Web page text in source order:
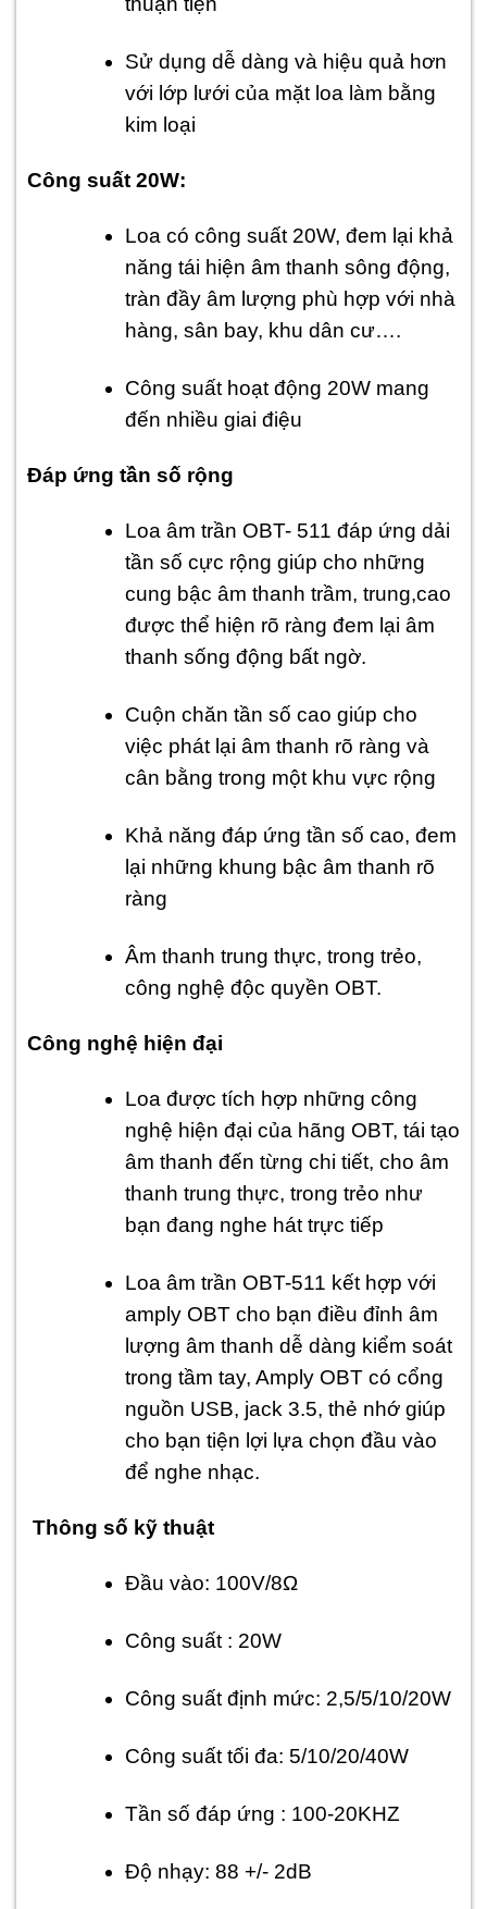
Sử dụng dễ dàng và hiệu quả hơn
với lớp lưới của mặt loa làm bằng
kim loại
Công suất 20W:
Loa có công suất 20W, đem lại khả
năng tái hiện âm thanh sông động,
tràn đầy âm lượng phù hợp với nhà
hàng, sân bay, khu dân cư….
Công suất hoạt động 20W mang
đến nhiều giai điệu
Đáp ứng tần số rộng
Loa âm trần OBT- 511 đáp ứng dải
tần số cực rộng giúp cho những
cung bậc âm thanh trầm, trung,cao
được thể hiện rõ ràng đem lại âm
thanh sống động bất ngờ.
Cuộn chăn tần số cao giúp cho
việc phát lại âm thanh rõ ràng và
cân bằng trong một khu vực rộng
Khả năng đáp ứng tần số cao, đem
lại những khung bậc âm thanh rõ
ràng
Âm thanh trung thực, trong trẻo,
công nghệ độc quyền OBT.
Công nghệ hiện đại
Loa được tích hợp những công
nghệ hiện đại của hãng OBT, tái tạo
âm thanh đến từng chi tiết, cho âm
thanh trung thực, trong trẻo như
bạn đang nghe hát trực tiếp
Loa âm trần OBT-511 kết hợp với
amply OBT cho bạn điều đỉnh âm
lượng âm thanh dễ dàng kiểm soát
trong tầm tay, Amply OBT có cổng
nguồn USB, jack 3.5, thẻ nhớ giúp
cho bạn tiện lợi lựa chọn đầu vào
để nghe nhạc.
Thông số kỹ thuật
Đầu vào: 100V/8Ω
Công suất : 20W
Công suất định mức: 2,5/5/10/20W
Công suất tối đa: 5/10/20/40W
Tần số đáp ứng : 100-20KHZ
Độ nhạy: 88 +/- 2dB